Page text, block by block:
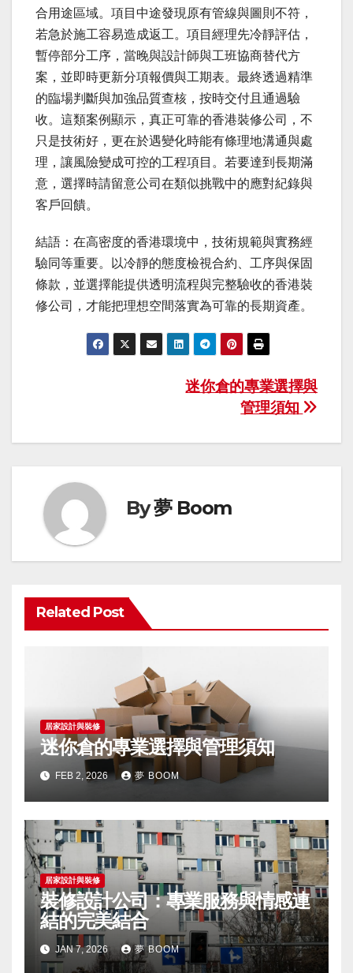
合用途區域。項目中途發現原有管線與圖則不符，
若急於施工容易造成返工。項目經理先冷靜評估，
暫停部分工序，當晚與設計師與工班協商替代方
案，並即時更新分項報價與工期表。最終透過精準
的臨場判斷與加強品質查核，按時交付且通過驗
收。這類案例顯示，真正可靠的香港裝修公司，不
只是技術好，更在於遇變化時能有條理地溝通與處
理，讓風險變成可控的工程項目。若要達到長期滿
意，選擇時請留意公司在類似挑戰中的應對紀錄與
客戶回饋。
結語：在高密度的香港環境中，技術規範與實務經
驗同等重要。以冷靜的態度檢視合約、工序與保固
條款，並選擇能提供透明流程與完整驗收的香港裝
修公司，才能把理想空間落實為可靠的長期資產。
迷你倉的專業選擇與
管理須知
By夢 Boom
Related Post
居家設計與裝修
迷你倉的專業選擇與管理須知
FEB 2, 2026 夢 BOOM
居家設計與裝修
裝修設計公司：專業服務與情感連
結的完美結合
JAN 7, 2026 夢 BOOM